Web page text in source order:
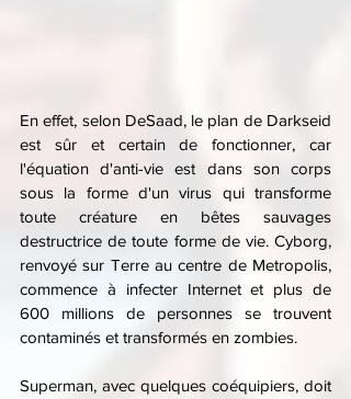
En effet, selon DeSaad, le plan de Darkseid
est sûr et certain de fonctionner, car
l'équation d'anti-vie est dans son corps
sous la forme d'un virus qui transforme
toute créature en bêtes sauvages
destructrice de toute forme de vie. Cyborg,
renvoyé sur Terre au centre de Metropolis,
commence à infecter Internet et plus de
600 millions de personnes se trouvent
contaminés et transformés en zombies.
Superman, avec quelques coéquipiers, doit